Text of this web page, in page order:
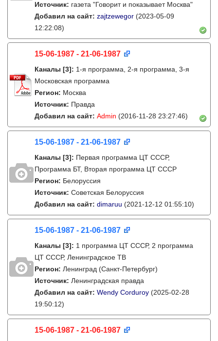
Источник: газета "Говорит и показывает Москва"
Добавил на сайт: zajtzewegor (2023-05-09
12:22:08)
15-06-1987 - 21-06-1987
Каналы [3]: 1-я программа, 2-я программа, 3-я
Московская программа
Регион: Москва
Источник: Правда
Добавил на сайт: Admin (2016-11-28 23:27:46)
15-06-1987 - 21-06-1987
Каналы [3]: Первая программа ЦТ СССР,
Программа БТ, Вторая программа ЦТ СССР
Регион: Белоруссия
Источник: Советская Белоруссия
Добавил на сайт: dimaruu (2021-12-12 01:55:10)
15-06-1987 - 21-06-1987
Каналы [3]: 1 программа ЦТ СССР, 2 программа
ЦТ СССР, Ленинградское ТВ
Регион: Ленинград (Санкт-Петербург)
Источник: Ленинградская правда
Добавил на сайт: Wendy Corduroy (2025-02-28
19:50:12)
15-06-1987 - 21-06-1987